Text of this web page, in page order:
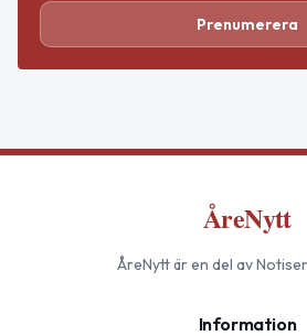
Prenumerera
ÅreNytt
ÅreNyttär en del av
Information